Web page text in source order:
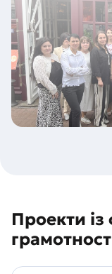
Проекти із